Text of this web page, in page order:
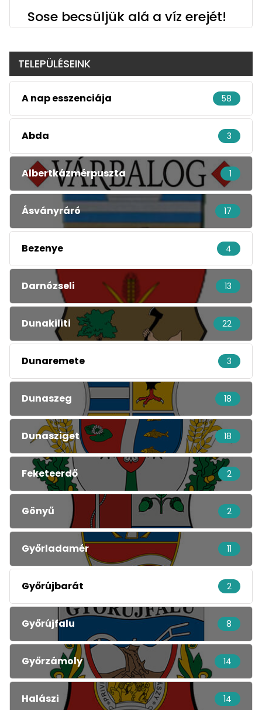
Sose becsüljük alá a víz erejét!
TELEPÜLÉSEINK
A nap esszenciája 58
Abda 3
Albertkázmérpuszta 1
Ásványráró 17
Bezenye 4
Darnózseli 13
Dunakiliti 22
Dunaremete 3
Dunaszeg 18
Dunasziget 18
Feketeerdő 2
Gönyű 2
Győrladamér 11
Győrújbarát 2
Győrújfalu 8
Győrzámoly 14
Halászi 14